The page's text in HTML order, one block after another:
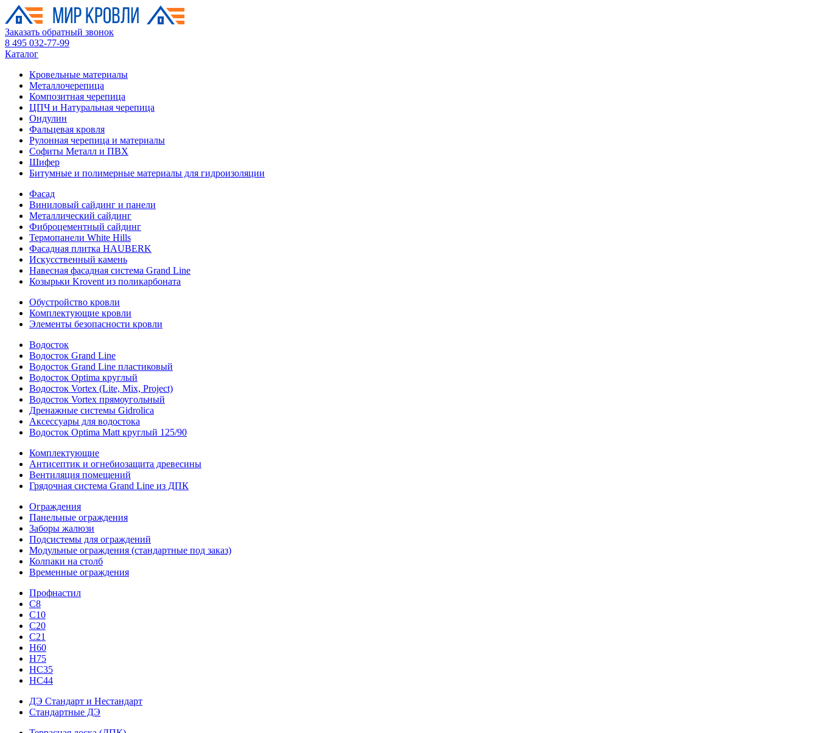
Заказать обратный звонок
8 495 032-77-99
Каталог
Кровельные материалы
Металлочерепица
Композитная черепица
ЦПЧ и Натуральная черепица
Ондулин
Фальцевая кровля
Рулонная черепица и материалы
Софиты Металл и ПВХ
Шифер
Битумные и полимерные материалы для гидроизоляции
Фасад
Виниловый сайдинг и панели
Металлический сайдинг
Фиброцементный сайдинг
Термопанели White Hills
Фасадная плитка HAUBERK
Искусственный камень
Навесная фасадная система Grand Line
Козырьки Krovent из поликарбоната
Обустройство кровли
Комплектующие кровли
Элементы безопасности кровли
Водосток
Водосток Grand Line
Водосток Grand Line пластиковый
Водосток Optima круглый
Водосток Vortex (Lite, Mix, Project)
Водосток Vortex прямоугольный
Дренажные системы Gidrolica
Аксессуары для водостока
Водосток Optima Matt круглый 125/90
Комплектующие
Антисептик и огнебиозащита древесины
Вентиляция помещений
Грядочная система Grand Line из ДПК
Ограждения
Панельные ограждения
Заборы жалюзи
Подсистемы для ограждений
Модульные ограждения (стандартные под заказ)
Колпаки на столб
Временные ограждения
Профнастил
С8
С10
С20
С21
H60
H75
HС35
НС44
ДЭ Стандарт и Нестандарт
Стандартные ДЭ